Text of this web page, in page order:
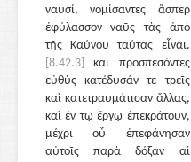
ναυσί, νομίσαντες ἅσπερ
ἐφύλασσον ναῦς τὰς ἀπὸ
τῆς Καύνου ταύτας εἶναι.
[8.42.3]
καὶ προσπεσόντες
εὐθὺς κατέδυσάν τε τρεῖς
καὶ κατετραυμάτισαν ἄλλας,
καὶ ἐν τῷ ἔργῳ ἐπεκράτουν,
μέχρι οὗ ἐπεφάνησαν
αὐτοῖς παρὰ δόξαν αἱ